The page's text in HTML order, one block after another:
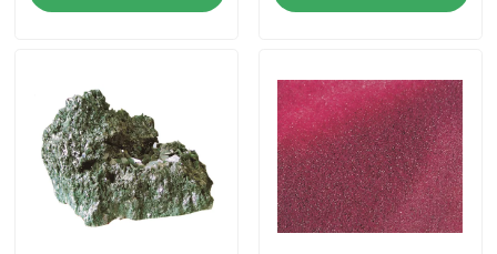
Abrasivi rivestiti
Abrasivi legati